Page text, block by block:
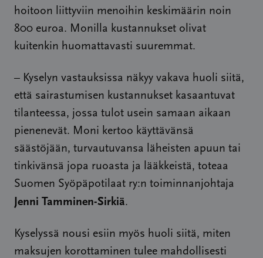
hoitoon liittyviin menoihin keskimäärin noin
800 euroa. Monilla kustannukset olivat
kuitenkin huomattavasti suuremmat.
– Kyselyn vastauksissa näkyy vakava huoli siitä,
että sairastumisen kustannukset kasaantuvat
tilanteessa, jossa tulot usein samaan aikaan
pienenevät. Moni kertoo käyttävänsä
säästöjään, turvautuvansa läheisten apuun tai
tinkivänsä jopa ruoasta ja lääkkeistä, toteaa
Suomen Syöpäpotilaat ry:n toiminnanjohtaja
Jenni Tamminen-Sirkiä.
Kyselyssä nousi esiin myös huoli siitä, miten
maksujen korottaminen tulee mahdollisesti